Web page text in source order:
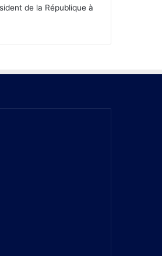
de la République à